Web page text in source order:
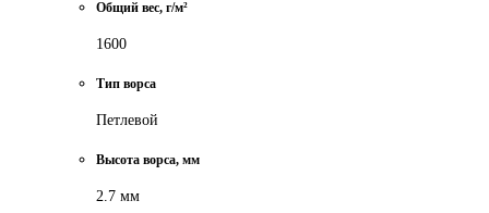
Общий вес, г/м²
1600
Тип ворса
Петлевой
Высота ворса, мм
2.7 мм